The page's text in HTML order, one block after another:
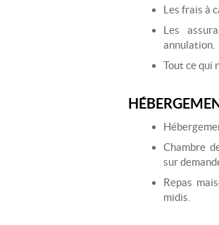
Les frais à
Les
annulation.
Tout ce qui
Chambre
sur
Repas
midis.